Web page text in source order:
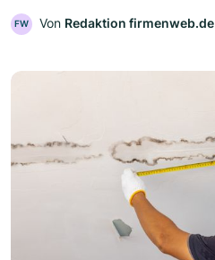
FW Von Redaktion firmenweb.de